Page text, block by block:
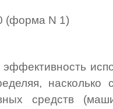
N 1)
эффективность
насколько
средств